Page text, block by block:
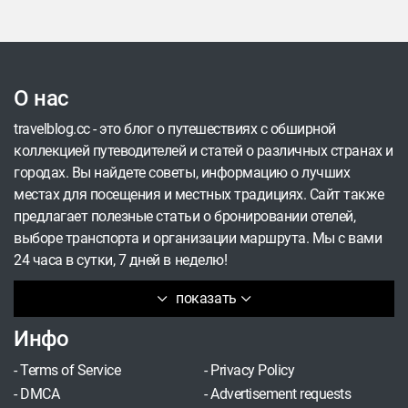
О нас
показать
travelblog.cc - это блог о путешествиях с обширной
коллекцией путеводителей и статей о различных странах и
городах. Вы найдете советы, информацию о лучших
местах для посещения и местных традициях. Сайт также
предлагает полезные статьи о бронировании отелей,
выборе транспорта и организации маршрута. Мы с вами
24 часа в сутки, 7 дней в неделю!
Инфо
-Terms of Service - Privacy Policy
- DMCA -Advertisement requests